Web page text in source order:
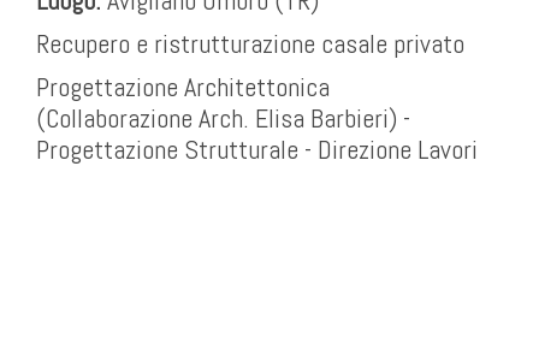
Recupero e ristrutturazione casale privato
Progettazione Architettonica
(Collaborazione Arch. Elisa Barbieri) -
Progettazione Strutturale - Direzione Lavori